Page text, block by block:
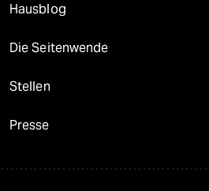
Hausblog
Die Seitenwende
Stellen
Presse